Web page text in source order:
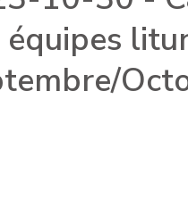
équipes